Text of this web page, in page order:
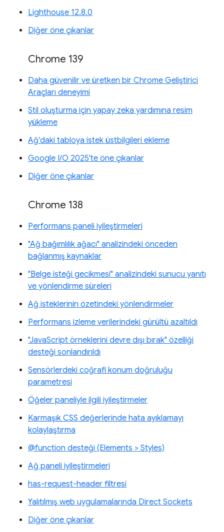
Lighthouse 12.8.0
Diğer öne çıkanlar
Chrome 139
Daha güvenilir ve üretken bir Chrome Geliştirici
Araçları deneyimi
Stil oluşturma için yapay zeka yardımına resim
yükleme
Ağ'daki tabloya istek üstbilgileri ekleme
Google I/O 2025'te öne çıkanlar
Diğer öne çıkanlar
Chrome 138
Performans paneli iyileştirmeleri
"Ağ bağımlılık ağacı" analizindeki önceden
bağlanmış kaynaklar
"Belge isteği gecikmesi" analizindeki sunucu yanıtı
ve yönlendirme süreleri
Ağ isteklerinin özetindeki yönlendirmeler
Performans izleme verilerindeki gürültü azaltıldı
"JavaScript örneklerini devre dışı bırak" özelliği
desteği sonlandırıldı
Sensörlerdeki coğrafi konum doğruluğu
parametresi
Öğeler paneliyle ilgili iyileştirmeler
Karmaşık CSS değerlerinde hata ayıklamayı
kolaylaştırma
@function desteği (Elements > Styles)
Ağ paneli iyileştirmeleri
has-request-header filtresi
Yalıtılmış web uygulamalarında Direct Sockets
Diğer öne çıkanlar